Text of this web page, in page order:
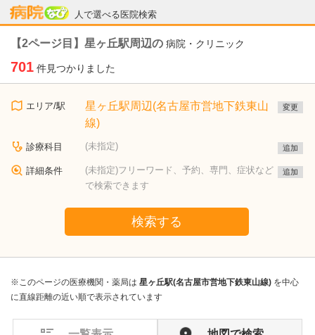
人で選べる医院検索
病院なび
【2ページ目】星ヶ丘駅周辺の 病院・クリニック
701 件見つかりました
エリア/駅
星ヶ丘駅周辺(名古屋市営地下鉄東山
線)
変更
診療科目 (未指定) 追加
詳細条件
(未指定)フリーワード、予約、専門、症状など
で検索できます
追加
検索する
※このページの医療機関・薬局は 星ヶ丘駅(名古屋市営地下鉄東山線) を中心
に直線距離の近い順で表示されています